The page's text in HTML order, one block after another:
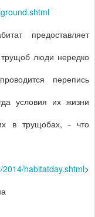
предоставляет
люди нередко
перепись
условия их жизни
в трущобах, - что
habitatday.shtml>